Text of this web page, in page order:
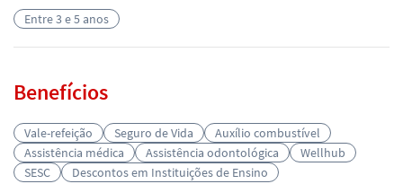
Entre 3 e 5 anos
Benefícios
Vale-refeição Seguro de Vida
Auxílio combustível
Assistência médica
Assistência odontológica
Wellhub
SESC
Descontos em Instituições de Ensino